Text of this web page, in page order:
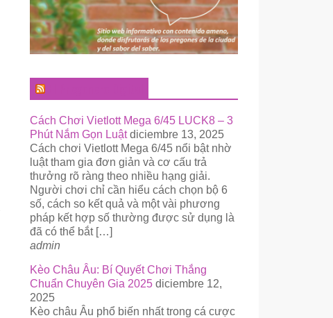
Cách Chơi Vietlott Mega 6/45 LUCK8 – 3
Phút Nắm Gọn Luật diciembre 13, 2025
Cách chơi Vietlott Mega 6/45 nổi bật nhờ
luật tham gia đơn giản và cơ cấu trả
thưởng rõ ràng theo nhiều hạng giải.
Người chơi chỉ cần hiểu cách chọn bộ 6
số, cách so kết quả và một vài phương
pháp kết hợp số thường được sử dụng là
đã có thể bắt […]
admin
Kèo Châu Âu: Bí Quyết Chơi Thắng
Chuẩn Chuyên Gia 2025 diciembre 12,
2025
Kèo châu Âu phổ biến nhất trong cá cược